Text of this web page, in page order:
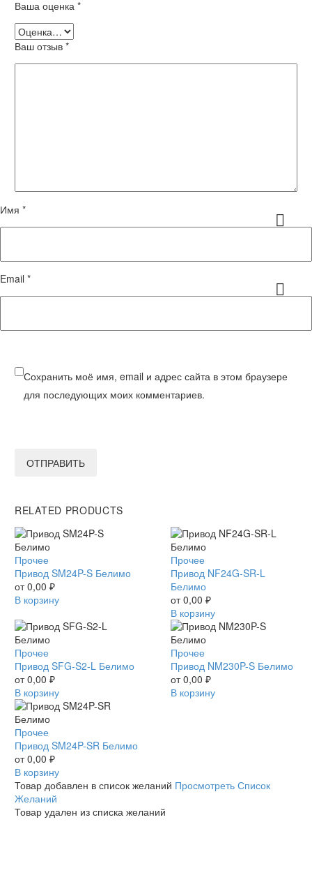
Ваша оценка *
Ваш отзыв *
Имя *
Email *
Сохранить моё имя, email и адрес сайта в этом браузере
для последующих моих комментариев.
ОТПРАВИТЬ
RELATED PRODUCTS
Привод
SM24P-
S
Белимо
Прочее
Привод SM24P-S Белимо
от0,00 ₽
В корзину
Привод
NF24G-
SR-
L
Белимо
Прочее
Привод NF24G-SR-L
Белимо
от0,00 ₽
В корзину
Привод
SFG-
S2-
L
Белимо
Прочее
Привод SFG-S2-L Белимо
от0,00 ₽
В корзину
Привод
NM230P-
S
Белимо
Прочее
Привод NM230P-S Белимо
от0,00 ₽
В корзину
Привод
SM24P-
SR
Белимо
Прочее
Привод SM24P-SR Белимо
от0,00 ₽
В корзину
Товар добавлен в список желаний Просмотреть Список
Желаний
Товар удален из списка желаний